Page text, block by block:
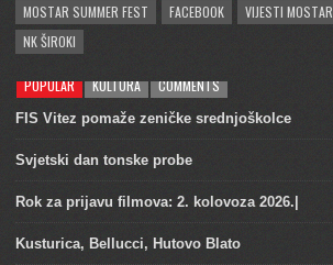
MOSTAR SUMMER FEST
FACEBOOK VIJESTI MOSTAR
NK ŠIROKI
POPULAR KULTURA COMMENTS
FIS Vitez pomaže zeničke srednjoškolce
Svjetski dan tonske probe
Rok za prijavu filmova: 2. kolovoza 2026.|
Kusturica, Bellucci, Hutovo Blato